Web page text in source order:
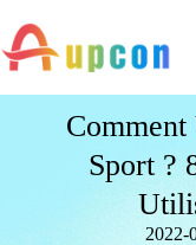
Sport ?
2022-